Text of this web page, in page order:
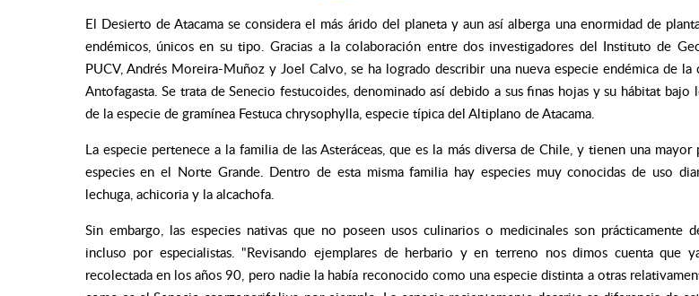
El Desierto de Atacama se considera el más árido del planeta y aun así alberga una enormidad de
endémicos, únicos en su tipo. Gracias a la colaboración entre dos investigadores del Instituto de
PUCV, Andrés Moreira-Muñoz y Joel Calvo, se ha logrado describir una nueva especie endémica de la
Antofagasta. Se trata de Senecio festucoides, denominado así debido a sus finas hojas y su hábitat bajo
de la especie de gramínea Festuca chrysophylla, especie típica del Altiplano de Atacama.
La especie pertenece a la familia de las Asteráceas, que es la más diversa de Chile, y tienen una mayor
especies en el Norte Grande. Dentro de esta misma familia hay especies muy conocidas de uso
lechuga, achicoria y la alcachofa.
Sin embargo, las especies nativas que no poseen usos culinarios o medicinales son prácticamente
incluso por especialistas. "Revisando ejemplares de herbario y en terreno nos dimos cuenta que
recolectada en los años 90, pero nadie la había reconocido como una especie distinta a otras